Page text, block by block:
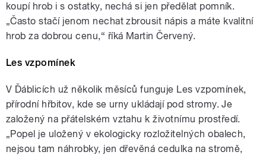
koupí hrob i s ostatky, nechá si jen předělat pomník.
„Často stačí jenom nechat zbrousit nápis a máte kvalitní
hrob za dobrou cenu,“ říká Martin Červený.
Les vzpomínek
V Ďáblicích už několik měsíců funguje Les vzpomínek,
přírodní hřbitov, kde se urny ukládají pod stromy. Je
založený na přátelském vztahu k životnímu prostředí.
„Popel je uložený v ekologicky rozložitelných obalech,
nejsou tam náhrobky, jen dřevěná cedulka na stromě,